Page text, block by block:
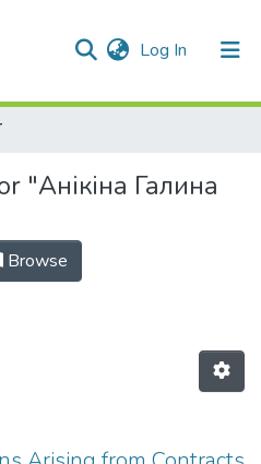
Log In (current)
"Анікіна Галина
Browse